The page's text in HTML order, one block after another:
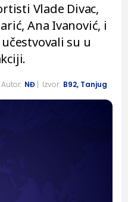
Vlade Divac,
Ana Ivanović, i
su u
Autor: NĐ| Izvor: B92, Tanjug